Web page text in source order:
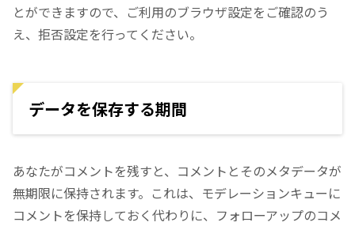
とができますので、ご利用のブラウザ設定をご確認のう
え、拒否設定を行ってください。
データを保存する期間
あなたがコメントを残すと、コメントとそのメタデータが
無期限に保持されます。これは、モデレーションキューに
コメントを保持しておく代わりに、フォローアップのコメ